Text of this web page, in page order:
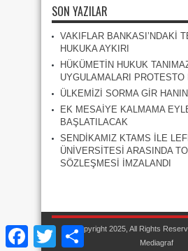
SON YAZILAR
VAKIFLAR BANKASI’NDAKİ
HUKUKA AYKIRI
HÜKÜMETİN HUKUK
UYGULAMALARI PROTESTO
ÜLKEMİZİ SORMA GİR
EK MESAİYE KALMAMA
BAŞLATILACAK
SENDİKAMIZ KTAMS İLE
ÜNİVERSİTESİ ARASINDA
SÖZLEŞMESİ İMZALANDI
© Copyright 2025, All Rights
Mediagraf
FacebookTwitter Share